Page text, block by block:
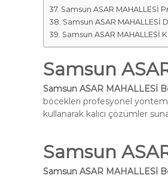
Samsun ASAR MAHALLESİ
Samsun ASAR MAHALLESİ
Samsun ASAR MAHALLESİ
Samsun
Samsun ASAR MAHALLESİ
böcekleri profesyonel
kullanarak kalıcı çözümler
Samsun
Samsun ASAR MAHALLESİ